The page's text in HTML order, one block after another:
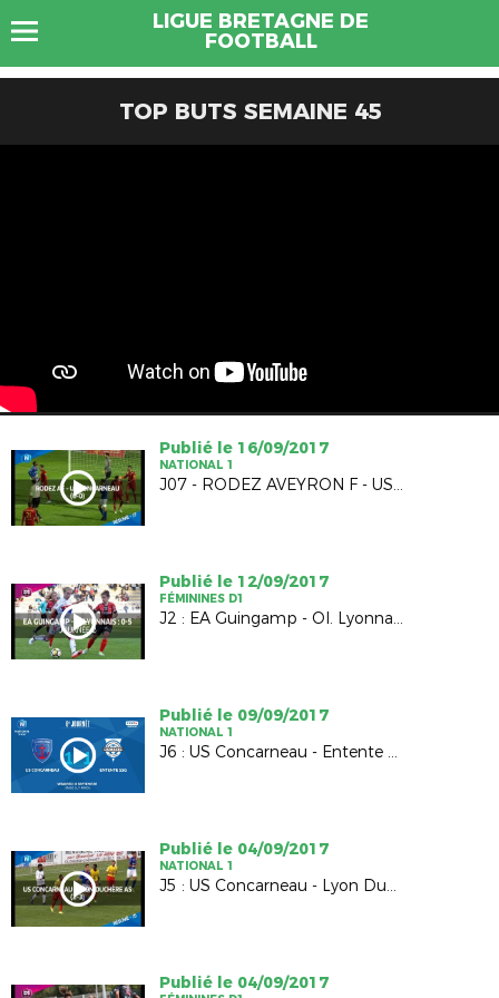
LIGUE BRETAGNE DE
FOOTBALL
TOP BUTS SEMAINE 45
Publié le 16/09/2017
NATIONAL 1
J07 - RODEZ AVEYRON F - US CONCARNEAU (O-0)
Publié le 12/09/2017
FÉMININES D1
J2 : EA Guingamp - Ol. Lyonnais (0-5)
Publié le 09/09/2017
NATIONAL 1
J6 : US Concarneau - Entente SSG (1-1)
Publié le 04/09/2017
NATIONAL 1
J5 : US Concarneau - Lyon Duchère AS (2-3)
Publié le 04/09/2017